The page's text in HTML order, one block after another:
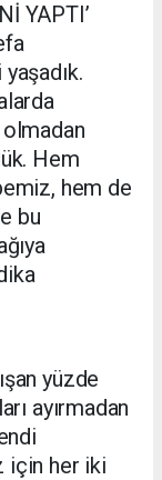
YAPTI’
Hem
hem de
bu
yüzde
ayırmadan
için her iki